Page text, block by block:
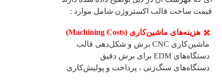
قیمت ساخت قالب اکستروژن شامل موارد :
هزینه‌های ماشین‌کاری (Machining Costs)
ماشین‌کاری CNC برش و شکل‌دهی قالب
دستگاه‌های EDM برای برش دقیق
دستگاه‌های سنگ‌زنی ، پرداخت و پولیش‌کاری